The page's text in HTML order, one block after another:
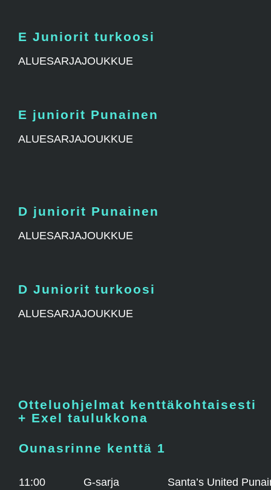
E Juniorit turkoosi
ALUESARJAJOUKKUE
E juniorit Punainen
ALUESARJAJOUKKUE
D juniorit Punainen
ALUESARJAJOUKKUE
D Juniorit turkoosi
ALUESARJAJOUKKUE
Otteluohjelmat kenttäkohtaisesti
+ Exel taulukkona
Ounasrinne kenttä 1
11:00 G-sarja Santa’s United